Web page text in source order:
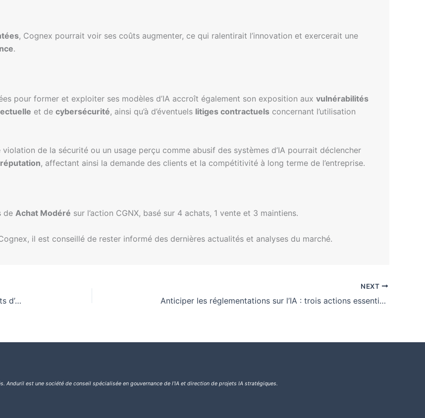
, Cognex pourrait voir ses coûts augmenter, ce qui ralentirait l’innovation et exercerait une
.
pour former et exploiter ses modèles d’IA accroît également son exposition aux vulnérabilités
et de cybersécurité, ainsi qu’à d’éventuels litiges contractuels concernant l’utilisation
de la sécurité ou un usage perçu comme abusif des systèmes d’IA pourrait déclencher
, affectant ainsi la demande des clients et la compétitivité à long terme de l’entreprise.
de Achat Modéré sur l’action CGNX, basé sur 4 achats, 1 vente et 3 maintiens.
il est conseillé de rester informé des dernières actualités et analyses du marché.
Transparence dans l’IA : Le TRAIN Act protège les droits d’auteur
NEXT
Anticiper les réglementations sur l’IA : trois actions essentielles pour les prêteurs
Anduril est une société de conseil spécialisée en gouvernance de l’IA et direction de projets IA stratégiques.